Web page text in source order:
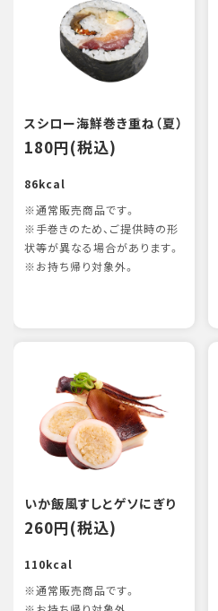
スシロー海鮮巻き重ね（夏）
180円(税込)
86kcal
※通常販売商品です。
※手巻きのため、ご提供時の形
状等が異なる場合があります。
※お持ち帰り対象外。
いか飯風すしとゲソにぎり
260円(税込)
110kcal
※通常販売商品です。